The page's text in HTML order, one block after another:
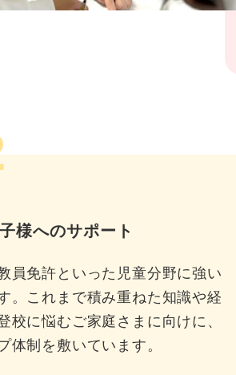
様へのサポート
員免許といった児童分野に強い
。これまで積み重ねた知識や経
校に悩むご家庭さまに向けに、
体制を敷いています。